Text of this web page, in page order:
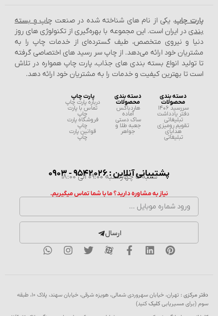
پارت چاپ، یکی از نام‌ های شناخته شده در صنعت چاپ و بسته‌
بندی در ایران است. این مجموعه با بهره‌گیری از تکنولوژی‌ های روز
دنیا و نیروی متخصص، طیف گسترده‌ای از خدمات چاپ را به
مشتریان خود ارائه می‌دهد. از چاپ سر رسید های اختصاصی گرفته
تا تولید انواع بسته‌ بندی‌ های جذاب، پارت چاپ همواره در تلاش
است تا بهترین کیفیت و خدمات را به مشتریان خود ارائه دهد.
دسته بندی
محصولات
سررسید 1406
دفتر یادداشت
تبلیغاتی
تقویم رومیزی
هدایای
تبلیغاتی
دسته بندی
محصولات
هاردباکس
آماده
ساک دستی
جعبه طلا و
جواهر
پارت چاپ
درباره پارت چاپ
تماس با پارت
چاپ
فروشگاه پارت
چاپ
قوانین پارت
چاپ
پشتیبانی آنلاین : 9542026 - 0903
شنبه تا چهارشنبه 09:00 الی 18:00
نیاز به مشاوره دارید؟ ما با شما تماس میگیریم.
ارسال
دفتر مرکزی :
تهران، خیابان سهروردی شمالی، هویزه شرقی، خیابان سهند، پلاک ۱۰، طبقه
سوم (برای مسیریابیکلیککنید)